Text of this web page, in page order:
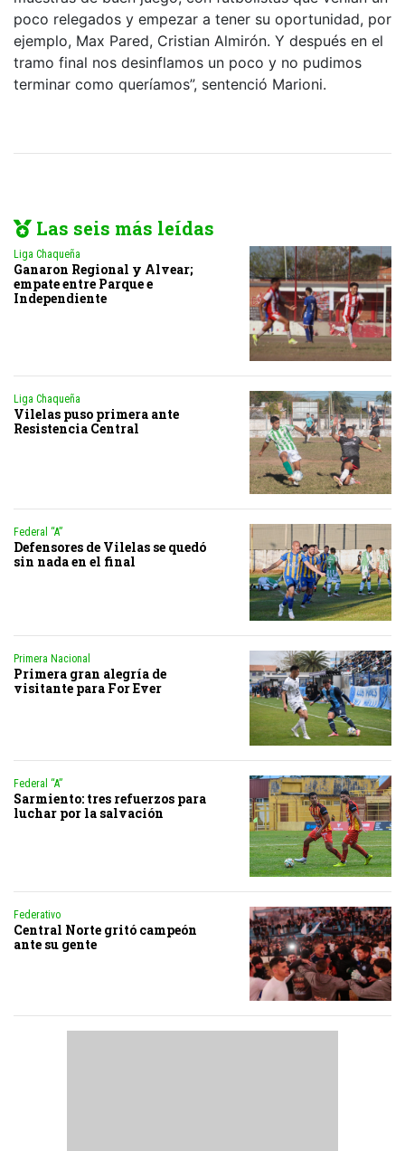
poco relegados y empezar a tener su oportunidad, por
ejemplo, Max Pared, Cristian Almirón. Y después en el
tramo final nos desinflamos un poco y no pudimos
terminar como queríamos”, sentenció Marioni.
Las seis más leídas
Liga Chaqueña
Ganaron Regional y Alvear;
empate entre Parque e
Independiente
Liga Chaqueña
Vilelas puso primera ante
Resistencia Central
Federal “A”
Defensores de Vilelas se quedó
sin nada en el final
Primera Nacional
Primera gran alegría de
visitante para For Ever
Federal “A”
Sarmiento: tres refuerzos para
luchar por la salvación
Federativo
Central Norte gritó campeón
ante su gente